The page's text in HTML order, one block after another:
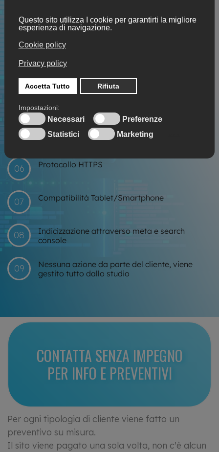
Backup settimanale del sito
04 Scansione anti malware periodica automatica
05 Grafica personalizzata
06 Protocollo HTTPS
07 Compatibilità Tablet/Smartphone
08
Indicizzazione attraverso meta e search
console
09
Nessuna azione da parte del cliente, viene
gestito tutto dallo studio
CONTATTA SENZA IMPEGNO
PER INFO E PREVENTIVI
Per ogni tipologia di cliente viene fatto un
preventivo su misura.
Il sito viene pagato una sola volta, non c'è alcun